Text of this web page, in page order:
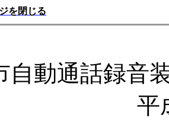
を閉じる
自動通話録音
平